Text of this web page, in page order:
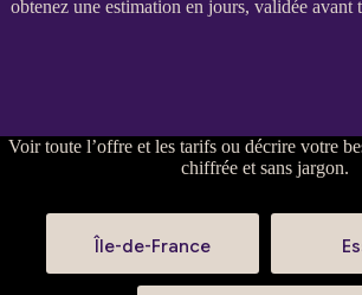
obtenez une estimation en jours, validée avant
Voirtoute l’offre et les tarifsou décrire votre
chiffrée et sans jargon.
Île-de-France